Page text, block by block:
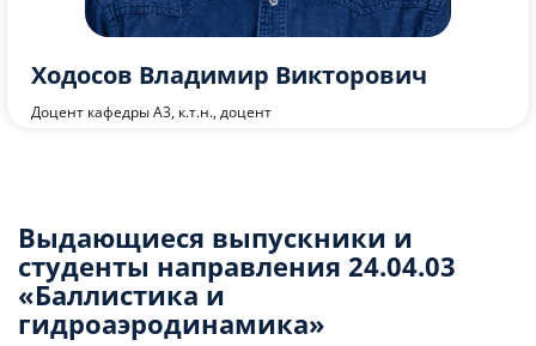
Семенов Алексей Анатольевич
Старший преподаватель кафедры А3
Выдающиеся выпускники и
студенты направления 24.04.03
«Баллистика и
гидроаэродинамика»